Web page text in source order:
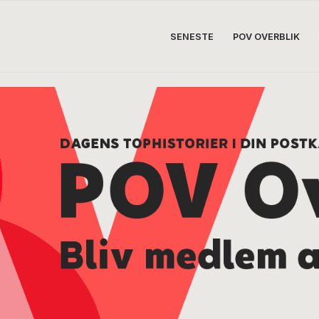
SENESTE POV OVERBLIK